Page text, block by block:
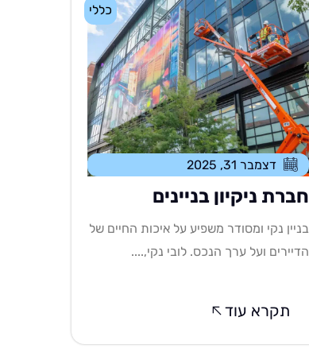
כללי
דצמבר 31, 2025
חברת ניקיון בניינים
בניין נקי ומסודר משפיע על איכות החיים של
הדיירים ועל ערך הנכס. לובי נקי,....
תקרא עוד